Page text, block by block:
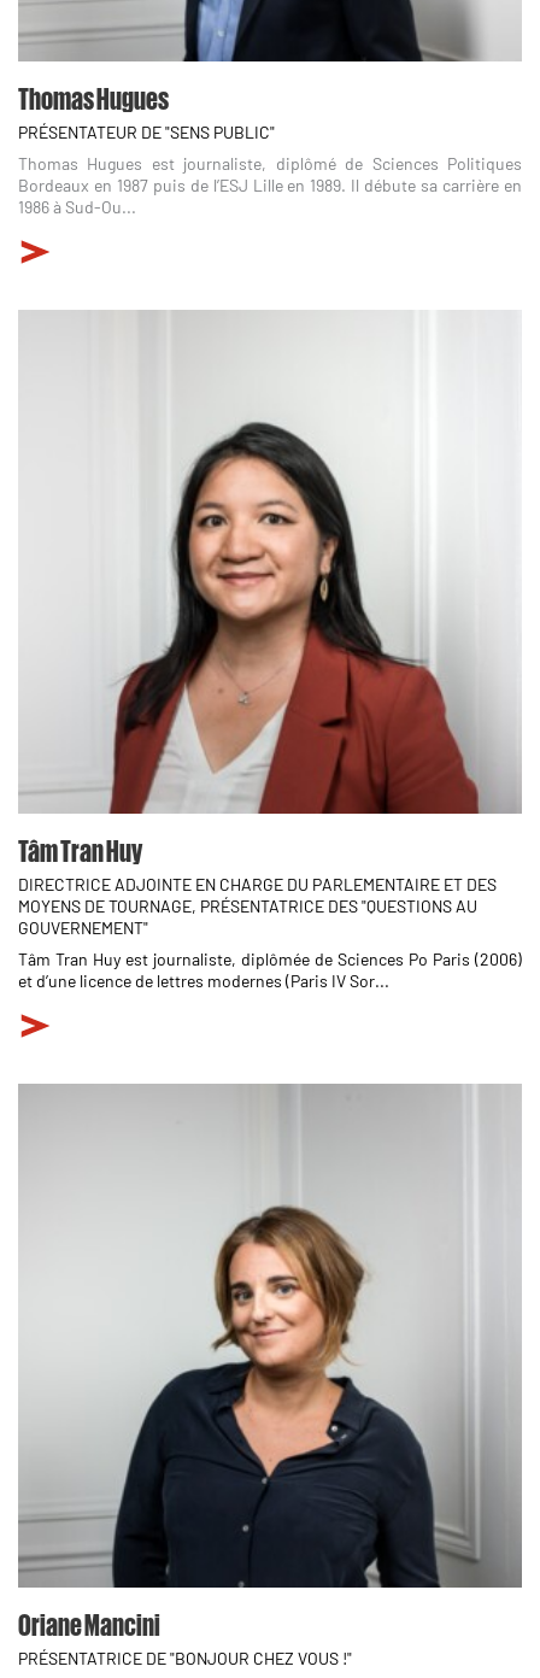
Thomas Hugues
PRÉSENTATEUR DE "SENS PUBLIC"
Thomas Hugues est journaliste, diplômé de Sciences Politiques
Bordeaux en 1987 puis de l’ESJ Lille en 1989. Il débute sa carrière en
1986 à Sud-Ou...
Tâm Tran Huy
DIRECTRICE ADJOINTE EN CHARGE DU PARLEMENTAIRE ET DES
MOYENS DE TOURNAGE, PRÉSENTATRICE DES "QUESTIONS AU
GOUVERNEMENT"
Tâm Tran Huy est journaliste, diplômée de Sciences Po Paris (2006)
et d’une licence de lettres modernes (Paris IV Sor...
Oriane Mancini
PRÉSENTATRICE DE "BONJOUR CHEZ VOUS !"